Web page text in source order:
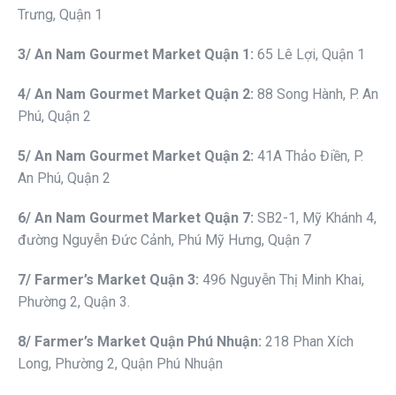
Trưng, Quận 1
3/ An Nam Gourmet Market Quận 1: 65 Lê Lợi, Quận 1
4/ An Nam Gourmet Market Quận 2: 88 Song Hành, P. An
Phú, Quận 2
5/ An Nam Gourmet Market Quận 2: 41A Thảo Điền, P.
An Phú, Quận 2
6/ An Nam Gourmet Market Quận 7: SB2-1, Mỹ Khánh 4,
đường Nguyễn Đức Cảnh, Phú Mỹ Hưng, Quận 7
7/ Farmer’s Market Quận 3: 496 Nguyễn Thị Minh Khai,
Phường 2, Quận 3.
8/ Farmer’s Market Quận Phú Nhuận: 218 Phan Xích
Long, Phường 2, Quận Phú Nhuận